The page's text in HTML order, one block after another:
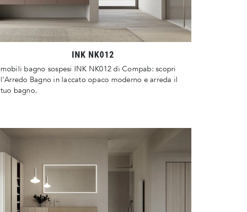
INK NK012
mobili bagno sospesi INK NK012 di Compab: scopri
l'Arredo Bagno in laccato opaco moderno e arreda il
tuo bagno.